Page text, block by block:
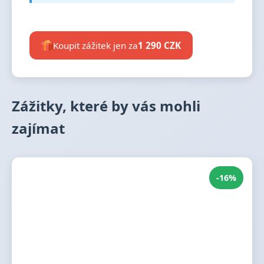
Koupit zážitek jen za1 290 CZK
Zážitky, které by vás mohli
zajímat
-16%